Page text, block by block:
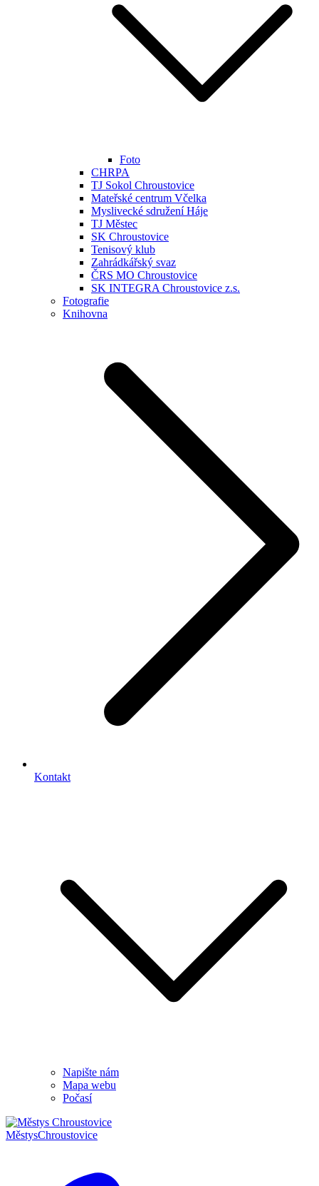
Foto
CHRPA
TJ Sokol Chroustovice
Mateřské centrum Včelka
Myslivecké sdružení Háje
TJ Městec
SK Chroustovice
Tenisový klub
Zahrádkářský svaz
ČRS MO Chroustovice
SK INTEGRA Chroustovice z.s.
Fotografie
Knihovna
Kontakt
Napište nám
Mapa webu
Počasí
MěstysChroustovice